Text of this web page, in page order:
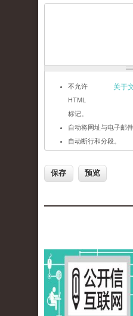
关于
不允许
HTML
标记。
自动将网址与电子邮
自动断行和分段。